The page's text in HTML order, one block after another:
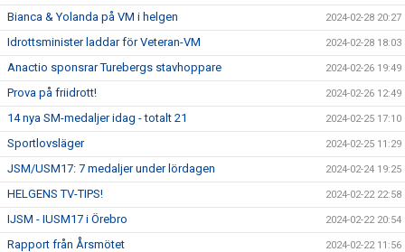
Bianca & Yolanda på VM i helgen 2024-02-28 20:27
Idrottsminister laddar för Veteran-VM 2024-02-28 18:03
Anactio sponsrar Turebergs stavhoppare 2024-02-26 19:49
Prova på friidrott! 2024-02-26 12:49
14 nya SM-medaljer idag - totalt 21 2024-02-25 17:10
Sportlovsläger 2024-02-25 11:29
JSM/USM17: 7 medaljer under lördagen 2024-02-24 19:25
HELGENS TV-TIPS! 2024-02-22 22:58
IJSM - IUSM17 i Örebro 2024-02-22 20:54
Rapport från Årsmötet 2024-02-22 11:56